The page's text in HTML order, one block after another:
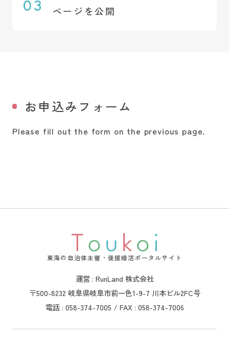
03
ページを公開
お申込みフォーム
Please fill out the form on the previous page.
東海の自治体主催・後援婚活ポータルサイト
運営 : RunLand 株式会社
〒500-8232 岐阜県岐阜市前一色1-9-7 川本ビル2FC号
電話 : 058-374-7005 / FAX : 058-374-7006